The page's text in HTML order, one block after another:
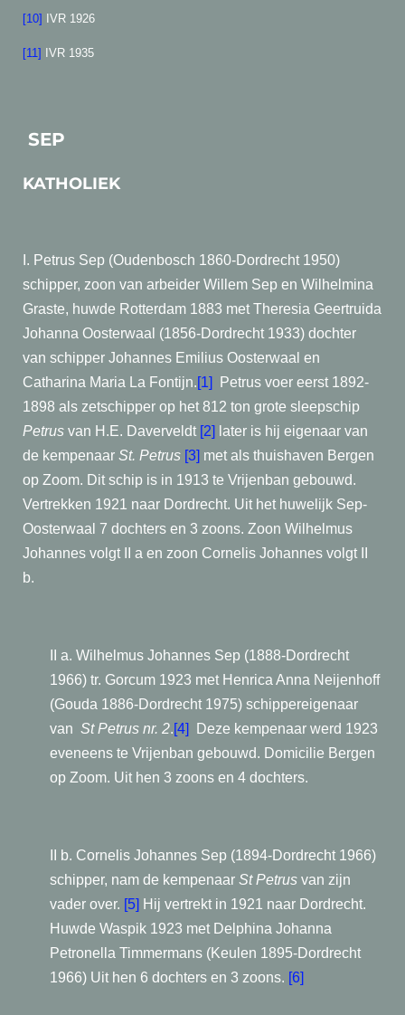
[10] IVR 1926
[11] IVR 1935
SEP
KATHOLIEK
I. Petrus Sep (Oudenbosch 1860-Dordrecht 1950)
schipper, zoon van arbeider Willem Sep en Wilhelmina
Graste, huwde Rotterdam 1883 met Theresia Geertruida
Johanna Oosterwaal (1856-Dordrecht 1933) dochter
van schipper Johannes Emilius Oosterwaal en
Catharina Maria La Fontijn.[1]
Petrus voer eerst 1892-
1898 als zetschipper op het 812 ton grote sleepschip
Petrus van H.E. Daverveldt [2] later is hij eigenaar van
de kempenaar St. Petrus [3] met als thuishaven Bergen
op Zoom. Dit schip is in 1913 te Vrijenban gebouwd.
Vertrekken 1921 naar Dordrecht. Uit het huwelijk Sep-
Oosterwaal 7 dochters en 3 zoons. Zoon Wilhelmus
Johannes volgt II a en zoon Cornelis Johannes volgt II
b.
II a. Wilhelmus Johannes Sep (1888-Dordrecht
1966) tr. Gorcum 1923 met Henrica Anna Neijenhoff
(Gouda 1886-Dordrecht 1975) schippereigenaar
van St Petrus nr. 2.[4]
Deze kempenaar werd 1923
eveneens te Vrijenban gebouwd. Domicilie Bergen
op Zoom. Uit hen 3 zoons en 4 dochters.
II b. Cornelis Johannes Sep (1894-Dordrecht 1966)
schipper, nam de kempenaar St Petrus van zijn
vader over. [5] Hij vertrekt in 1921 naar Dordrecht.
Huwde Waspik 1923 met Delphina Johanna
Petronella Timmermans (Keulen 1895-Dordrecht
1966) Uit hen 6 dochters en 3 zoons. [6]